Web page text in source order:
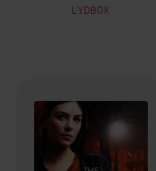
LYDBOK